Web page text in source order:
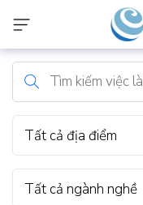
Tất cả địa điểm
Tất cả ngành nghề